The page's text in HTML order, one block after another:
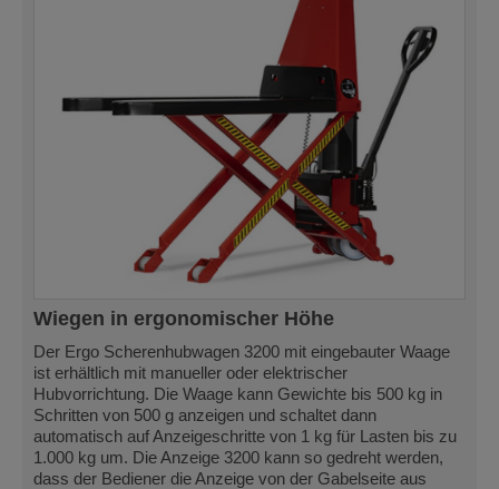
Wiegen in ergonomischer Höhe
Der Ergo Scherenhubwagen 3200 mit eingebauter Waage
ist erhältlich mit manueller oder elektrischer
Hubvorrichtung. Die Waage kann Gewichte bis 500 kg in
Schritten von 500 g anzeigen und schaltet dann
automatisch auf Anzeigeschritte von 1 kg für Lasten bis zu
1.000 kg um. Die Anzeige 3200 kann so gedreht werden,
dass der Bediener die Anzeige von der Gabelseite aus